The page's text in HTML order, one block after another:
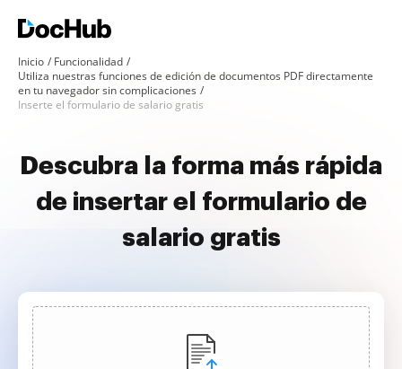
Inicio
Funcionalidad
Utiliza nuestras funciones de edición de documentos PDF directamente
en tu navegador sin complicaciones
Inserte el formulario de salario gratis
Descubra la forma más rápida
de insertar el formulario de
salario gratis